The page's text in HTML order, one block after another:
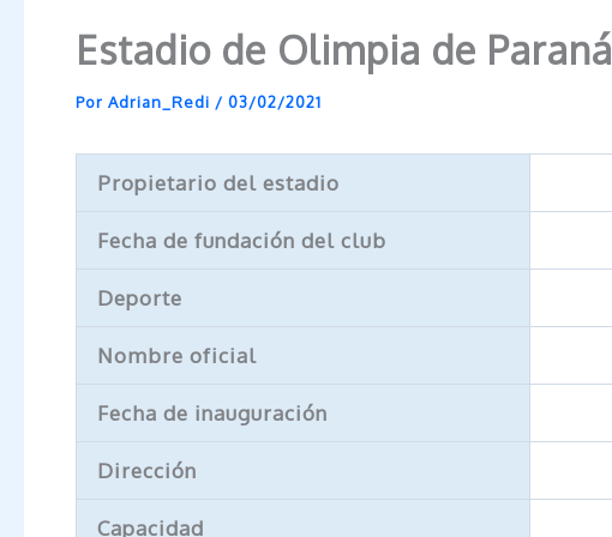
Estadio de Olimpia de Paraná
Por Adrian_Redi / 03/02/2021
Propietario del estadio
Fecha de fundación del club
Deporte
Nombre oficial
Fecha de inauguración
Dirección
Capacidad